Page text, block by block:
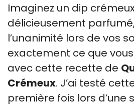
Imaginez un dip
délicieusement
l’unanimité lors de vos
exactement ce que
avec cette recette de
Crémeux. J’ai testé
première fois lors d’une